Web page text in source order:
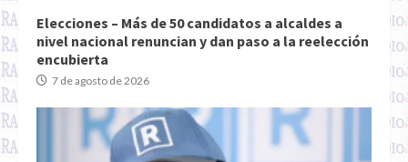
Elecciones – Más de 50 candidatos a alcaldes a
nivel nacional renuncian y dan paso a la reelección
encubierta
7 de agosto de 2026